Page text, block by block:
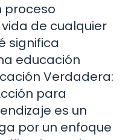
proceso
de cualquier
significa
educación
Verdadera:
para
es un
por un enfoque